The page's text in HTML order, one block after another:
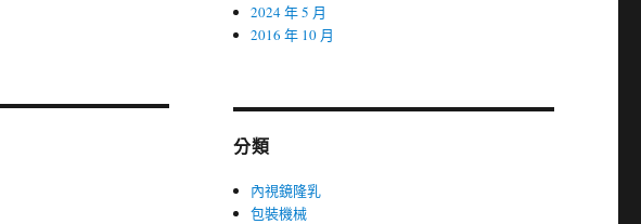
2024 年 5 月
2016 年 10 月
分類
內視鏡隆乳
包裝機械